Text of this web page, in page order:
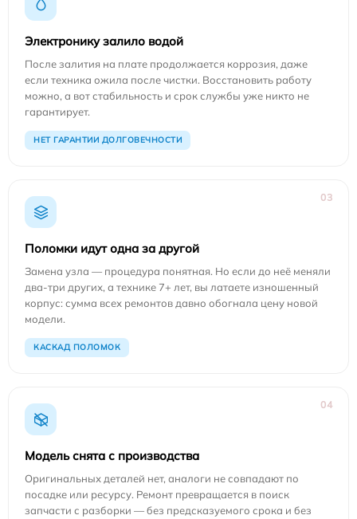
Электронику залило водой
После залития на плате продолжается коррозия, даже
если техника ожила после чистки. Восстановить работу
можно, а вот стабильность и срок службы уже никто не
гарантирует.
НЕТ ГАРАНТИИ ДОЛГОВЕЧНОСТИ
03
Поломки идут одна за другой
Замена узла — процедура понятная. Но если до неё меняли
два-три других, а технике 7+ лет, вы латаете изношенный
корпус: сумма всех ремонтов давно обогнала цену новой
модели.
КАСКАД ПОЛОМОК
04
Модель снята с производства
Оригинальных деталей нет, аналоги не совпадают по
посадке или ресурсу. Ремонт превращается в поиск
запчасти с разборки — без предсказуемого срока и без